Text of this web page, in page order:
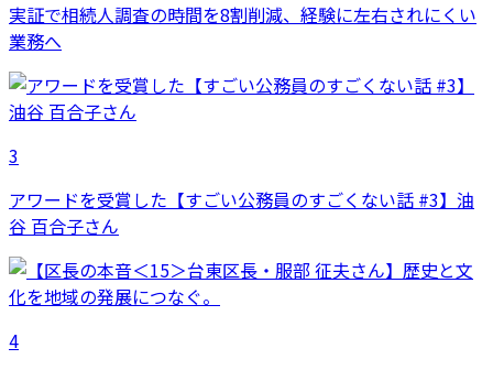
実証で相続人調査の時間を8割削減、経験に左右されにくい
業務へ
3
アワードを受賞した【すごい公務員のすごくない話 #3】油
谷 百合子さん
4